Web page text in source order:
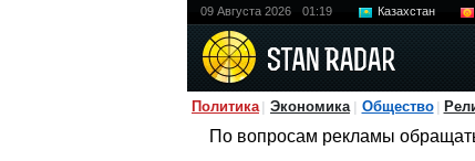
09 Августа 2026 01:19 Казахстан
Политика Экономика Общество
По вопросам рекламы